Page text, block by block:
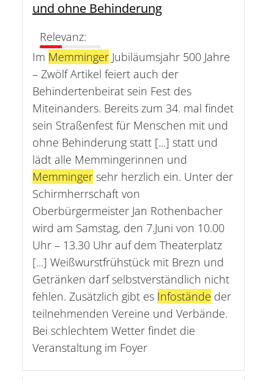
und ohne Behinderung
Relevanz:
Im Memminger Jubiläumsjahr 500 Jahre
– Zwölf Artikel feiert auch der
Behindertenbeirat sein Fest des
Miteinanders. Bereits zum 34. mal findet
sein Straßenfest für Menschen mit und
ohne Behinderung statt [...] statt und
lädt alle Memmingerinnen und
Memminger sehr herzlich ein. Unter der
Schirmherrschaft von
Oberbürgermeister Jan Rothenbacher
wird am Samstag, den 7.Juni von 10.00
Uhr – 13.30 Uhr auf dem Theaterplatz
[...] Weißwurstfrühstück mit Brezn und
Getränken darf selbstverständlich nicht
fehlen. Zusätzlich gibt es Infostände der
teilnehmenden Vereine und Verbände.
Bei schlechtem Wetter findet die
Veranstaltung im Foyer